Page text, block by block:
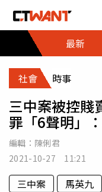
最新
社會 時事
三中案被控
罪「6聲明」
編輯： 陳俐君
2021-10-27 11:21
三中案 馬英九